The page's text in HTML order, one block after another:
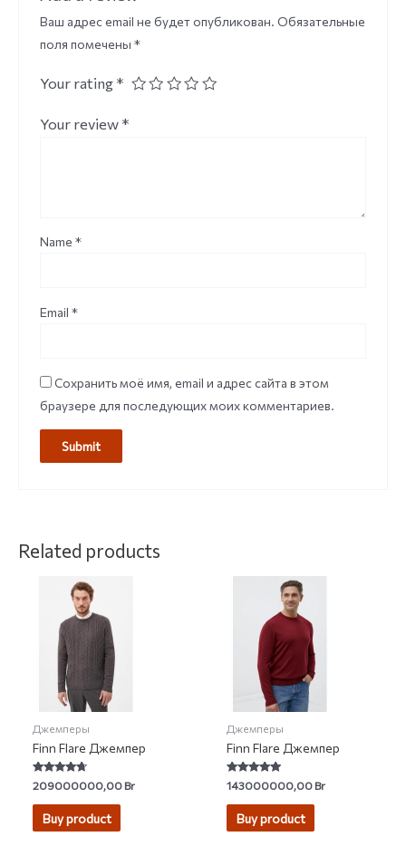
Ваш адрес email не будет опубликован. Обязательные
поля помечены *
Your rating *
Your review *
Name *
Email *
Сохранить моё имя, email и адрес сайта в этом
браузере для последующих моих комментариев.
Related products
Джемперы
Finn Flare Джемпер
Rated
4.50
out of 5
209000000,00Br
Buy product
Джемперы
Finn Flare Джемпер
Rated
5.00
out of 5
143000000,00Br
Buy product